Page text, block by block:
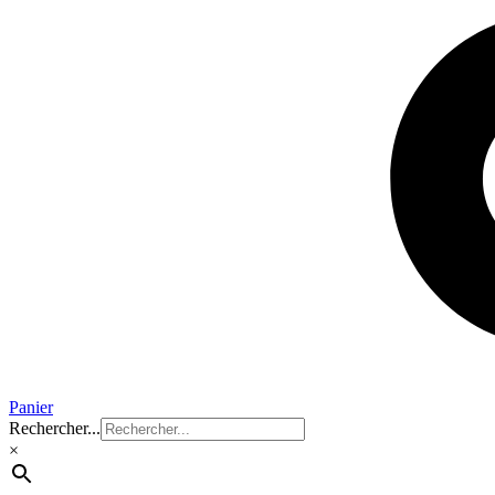
Panier
Rechercher...
×